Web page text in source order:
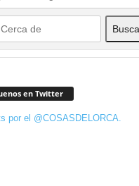
en Twitter
por el @COSASDELORCA.